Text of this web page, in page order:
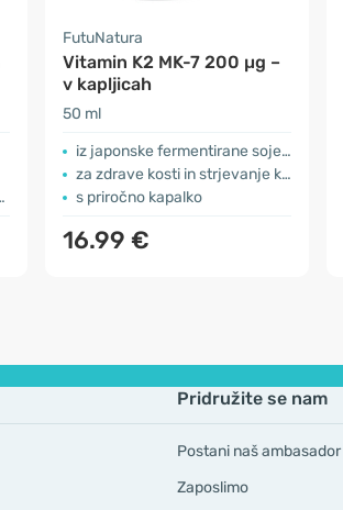
FutuNatura
Vitamin K2 MK-7 200 µg –
v kapljicah
50 ml
iz japonske fermentirane soje – natto
za zdrave kosti in strjevanje krvi
s priročno kapalko
16.99 €
Pridružite se nam
Postani naš ambasador
Zaposlimo